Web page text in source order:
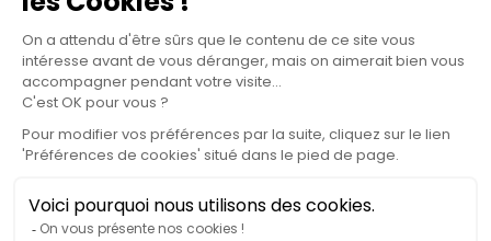
S'ABONNER
© 2025 CyberFreelance. Tous droits réservés.
Politique de confidentialité